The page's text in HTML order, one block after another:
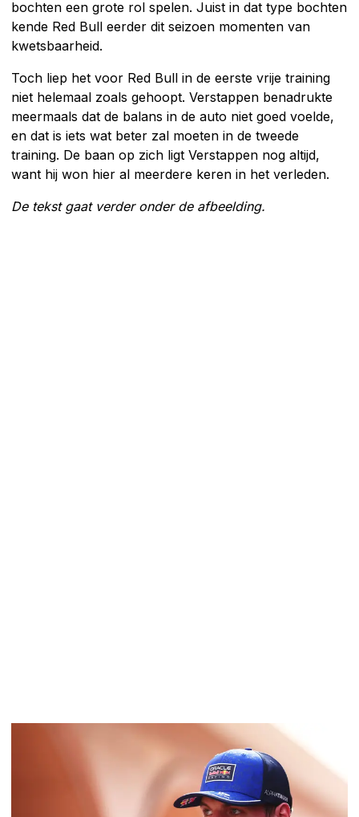
bochten een grote rol spelen. Juist in dat type bochten
kende Red Bull eerder dit seizoen momenten van
kwetsbaarheid.
Toch liep het voor Red Bull in de eerste vrije training
niet helemaal zoals gehoopt. Verstappen benadrukte
meermaals dat de balans in de auto niet goed voelde,
en dat is iets wat beter zal moeten in de tweede
training. De baan op zich ligt Verstappen nog altijd,
want hij won hier al meerdere keren in het verleden.
De tekst gaat verder onder de afbeelding.